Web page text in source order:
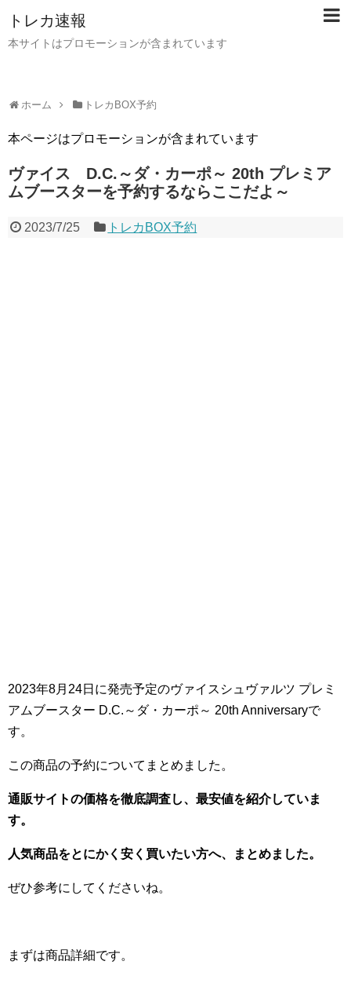
トレカ速報
本サイトはプロモーションが含まれています
ホーム トレカBOX予約
本ページはプロモーションが含まれています
ヴァイス D.C.～ダ・カーポ～ 20th プレミア
ムブースターを予約するならここだよ～
2023/7/25 トレカBOX予約
2023年8月24日に発売予定のヴァイスシュヴァルツ プレミ
アムブースター D.C.～ダ・カーポ～ 20th Anniversaryで
す。
この商品の予約についてまとめました。
通販サイトの価格を徹底調査し、最安値を紹介していま
す。
人気商品をとにかく安く買いたい方へ、まとめました。
ぜひ参考にしてくださいね。
まずは商品詳細です。